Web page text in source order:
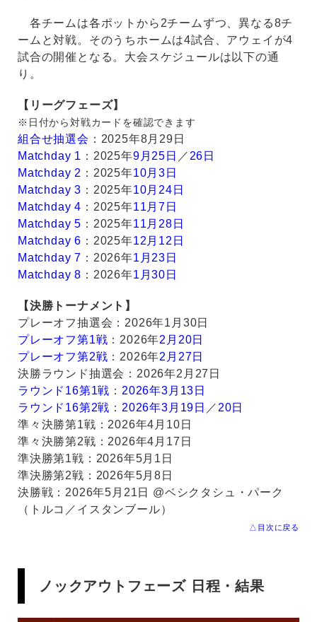
各チームは各ポットから2チームずつ、異なる8チ
ームと対戦。そのうちホームは4試合、アウェイが4
試合の開催となる。大会スケジュールは以下の通
り。
【リーグフェーズ】
※日付から対戦カードを確認できます
組合せ抽選会 ：2025年8月29日
Matchday 1 ：2025年9月25日 ／ 26日
Matchday 2 ：2025年10月3日
Matchday 3 ：2025年10月24日
Matchday 4 ：2025年11月7日
Matchday 5 ：2025年11月28日
Matchday 6 ：2025年12月12日
Matchday 7 ：2026年1月23日
Matchday 8 ：2026年1月30日
【決勝トーナメント】
プレーオフ抽選会：2026年1月30日
プレーオフ第1戦 ：2026年2月20日
プレーオフ第2戦 ：2026年2月27日
決勝ラウンド抽選会：2026年2月27日
ラウンド16第1戦 ： 2026年3月13日
ラウンド16第2戦 ： 2026年3月19日 ／ 20日
準々決勝第1戦：2026年4月10日
準々決勝第2戦：2026年4月17日
準決勝第1戦：2026年5月1日
準決勝第2戦：2026年5月8日
決勝戦：2026年5月21日 @ベシクタシュ・パーク
（トルコ／イスタンブール）
△目次に戻る
ノックアウトフェーズ 日程・結果